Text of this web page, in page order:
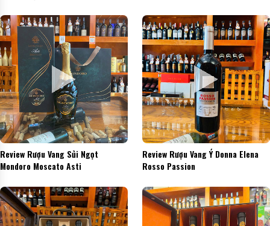
Review Rượu Vang Sủi Ngọt
Mondoro Moscato Asti
Review Rượu Vang Ý Donna Elena
Rosso Passion